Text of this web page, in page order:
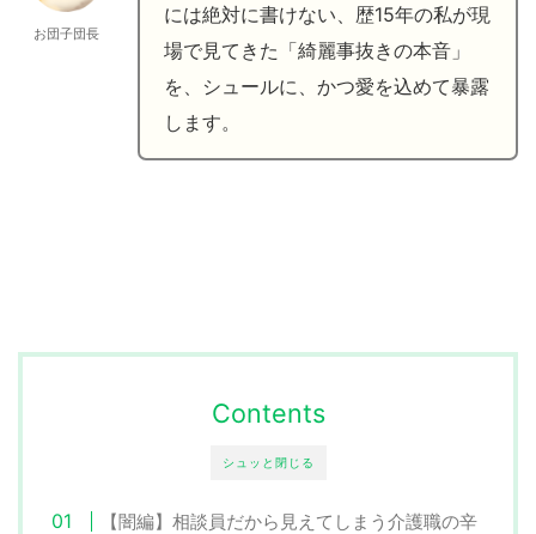
お団子団長
には絶対に書けない、歴15年の私が現
場で見てきた「綺麗事抜きの本音」
を、シュールに、かつ愛を込めて暴露
します。
シュッと閉じる
Contents
【闇編】相談員だから見えてしまう介護職の辛